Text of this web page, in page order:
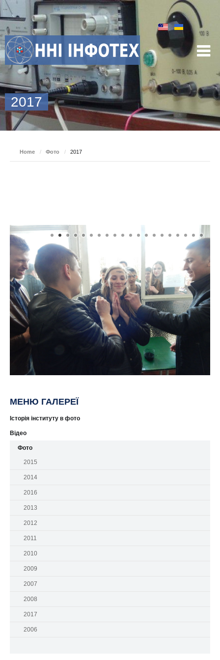
2017
Home / Фото / 2017
МЕНЮ ГАЛЕРЕЇ
Історія інституту в фото
Відео
Фото
2015
2014
2016
2013
2012
2011
2010
2009
2007
2008
2017
2006